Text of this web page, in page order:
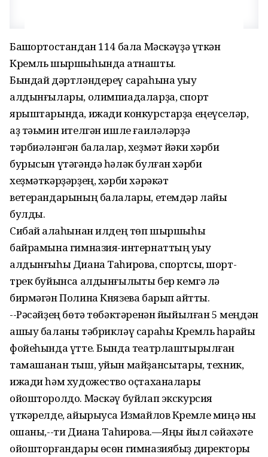
Башҡортостандан 114 бала Мәскәүҙә үткән
Кремль шыршыһында ҡатнашты.
Бындай дәртләндереү сараһына уҡыу
алдынғылары, олимпиадаларҙа, спорт
ярыштарында, ижади конкурстарҙа еңеүселәр,
аҙ тәьмин ителгән ишле ғаиләләрҙә
тәрбиәләнгән балалар, хеҙмәт йәки хәрби
бурысын үтәгәндә һәләк булған хәрби
хеҙмәткәрҙәрҙең, хәрби хәрәкәт
ветерандарының балалары, етемдәр лайыҡ
булды.
Сибай ҡалаһынан илдең төп шыршыһы
байрамына гимназия-интернаттың уҡыу
алдынғыһы Диана Таһирова, спортсы, шорт-
трек буйынса алдынғылыҡты бер кемгә лә
бирмәгән Полина Князева барып ҡайтты.
--Рәсәйҙең бөтә төбәктәренән йыйылған 5 меңдән
ашыу баланы тәбрикләү сараһы Кремль һарайы
фойеһында үтте. Бында театрлаштырылған
тамашанан тыш, уйын майҙансыҡтары, техник,
ижади һәм художество оҫтаханалары
ойошторолдо. Мәскәү буйлап экскурсия
үткәрелде, айырыуса Измайлов Кремле миңә ныҡ
оҡшаны,--ти Диана Таһирова.—Яңы йыл сәйәхәте
ойошторғандары өсөн гимназиябыҙ директоры